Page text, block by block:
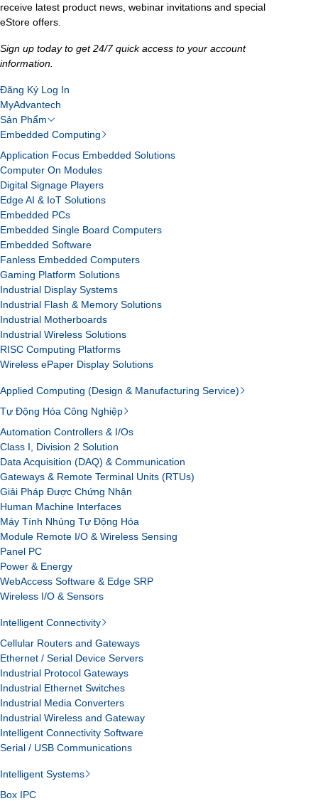
receive latest product news, webinar invitations and special
eStore offers.
Sign up today to get 24/7 quick access to your account
information.
Đăng Ký Log In
MyAdvantech
Sản Phẩm
Embedded Computing
Application Focus Embedded Solutions
Computer On Modules
Digital Signage Players
Edge AI & IoT Solutions
Embedded PCs
Embedded Single Board Computers
Embedded Software
Fanless Embedded Computers
Gaming Platform Solutions
Industrial Display Systems
Industrial Flash & Memory Solutions
Industrial Motherboards
Industrial Wireless Solutions
RISC Computing Platforms
Wireless ePaper Display Solutions
Applied Computing (Design & Manufacturing Service)
Tự Động Hóa Công Nghiệp
Automation Controllers & I/Os
Class I, Division 2 Solution
Data Acquisition (DAQ) & Communication
Gateways & Remote Terminal Units (RTUs)
Giải Pháp Được Chứng Nhận
Human Machine Interfaces
Máy Tính Nhúng Tự Động Hóa
Module Remote I/O & Wireless Sensing
Panel PC
Power & Energy
WebAccess Software & Edge SRP
Wireless I/O & Sensors
Intelligent Connectivity
Cellular Routers and Gateways
Ethernet / Serial Device Servers
Industrial Protocol Gateways
Industrial Ethernet Switches
Industrial Media Converters
Industrial Wireless and Gateway
Intelligent Connectivity Software
Serial / USB Communications
Intelligent Systems
Box IPC